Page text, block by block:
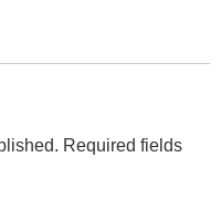
Required fields